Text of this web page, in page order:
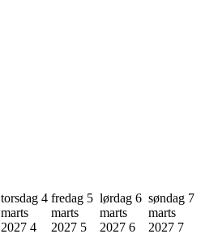
torsdag 4
marts
2027 4
fredag 5
marts
2027 5
lørdag 6
marts
2027 6
søndag 7
marts
2027 7